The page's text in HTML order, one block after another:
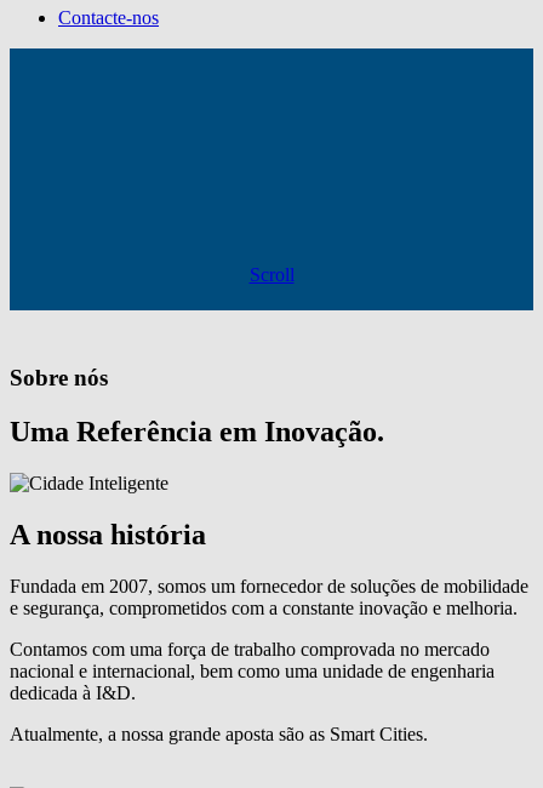
Contacte-nos
Scroll
Sobre nós
Uma Referência em Inovação.
A nossa história
Fundada em 2007, somos um fornecedor de soluções de mobilidade
e segurança, comprometidos com a constante inovação e melhoria.
Contamos com uma força de trabalho comprovada no mercado
nacional e internacional, bem como uma unidade de engenharia
dedicada à I&D.
Atualmente, a nossa grande aposta são as Smart Cities.